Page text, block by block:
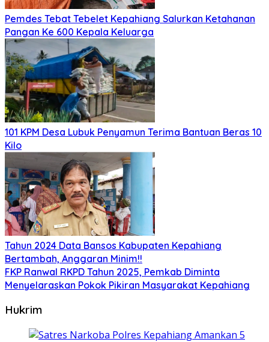
Pemdes Tebat Tebelet Kepahiang Salurkan Ketahanan
Pangan Ke 600 Kepala Keluarga
101 KPM Desa Lubuk Penyamun Terima Bantuan Beras 10
Kilo
Tahun 2024 Data Bansos Kabupaten Kepahiang
Bertambah, Anggaran Minim!!
FKP Ranwal RKPD Tahun 2025, Pemkab Diminta
Menyelaraskan Pokok Pikiran Masyarakat Kepahiang
Hukrim